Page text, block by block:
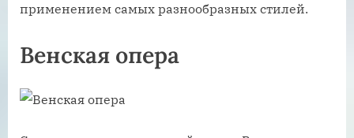
применением самых разнообразных стилей.
Венская опера